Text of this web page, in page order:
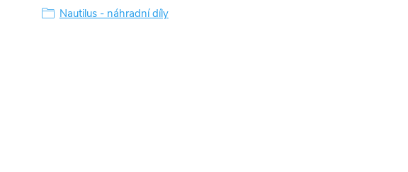
Nautilus - náhradní díly